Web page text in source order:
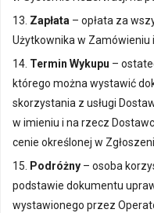
13. Zapłata – opłata za
Użytkownika w Zamówieniu
14. Termin Wykupu –
którego można wystawić
skorzystania z usługi
w imieniu i na rzecz
cenie określonej w
15. Podróżny – osoba
podstawie dokumentu
wystawionego przez